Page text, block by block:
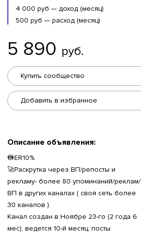
4 000 руб — доход (месяц)
500 руб — расход (месяц)
5 890 руб.
Купить сообщество
Добавить в избранное
Описание объявления:
🚻ER10%
🚀Раскрутка через ВП/репосты и
рекламу- более 80 упоминаний/реклам/
ВП в других каналах ( своя сеть более
30 каналов )
Канал создан в Ноябре 23-го (2 года 6
мес), ведется 10-й месяц, посты